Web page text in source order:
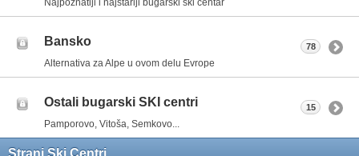
Bansko
Alternativa za Alpe u ovom delu Evrope
78
Ostali bugarski SKI centri
Pamporovo, Vitoša, Semkovo...
15
Strani Ski Centri